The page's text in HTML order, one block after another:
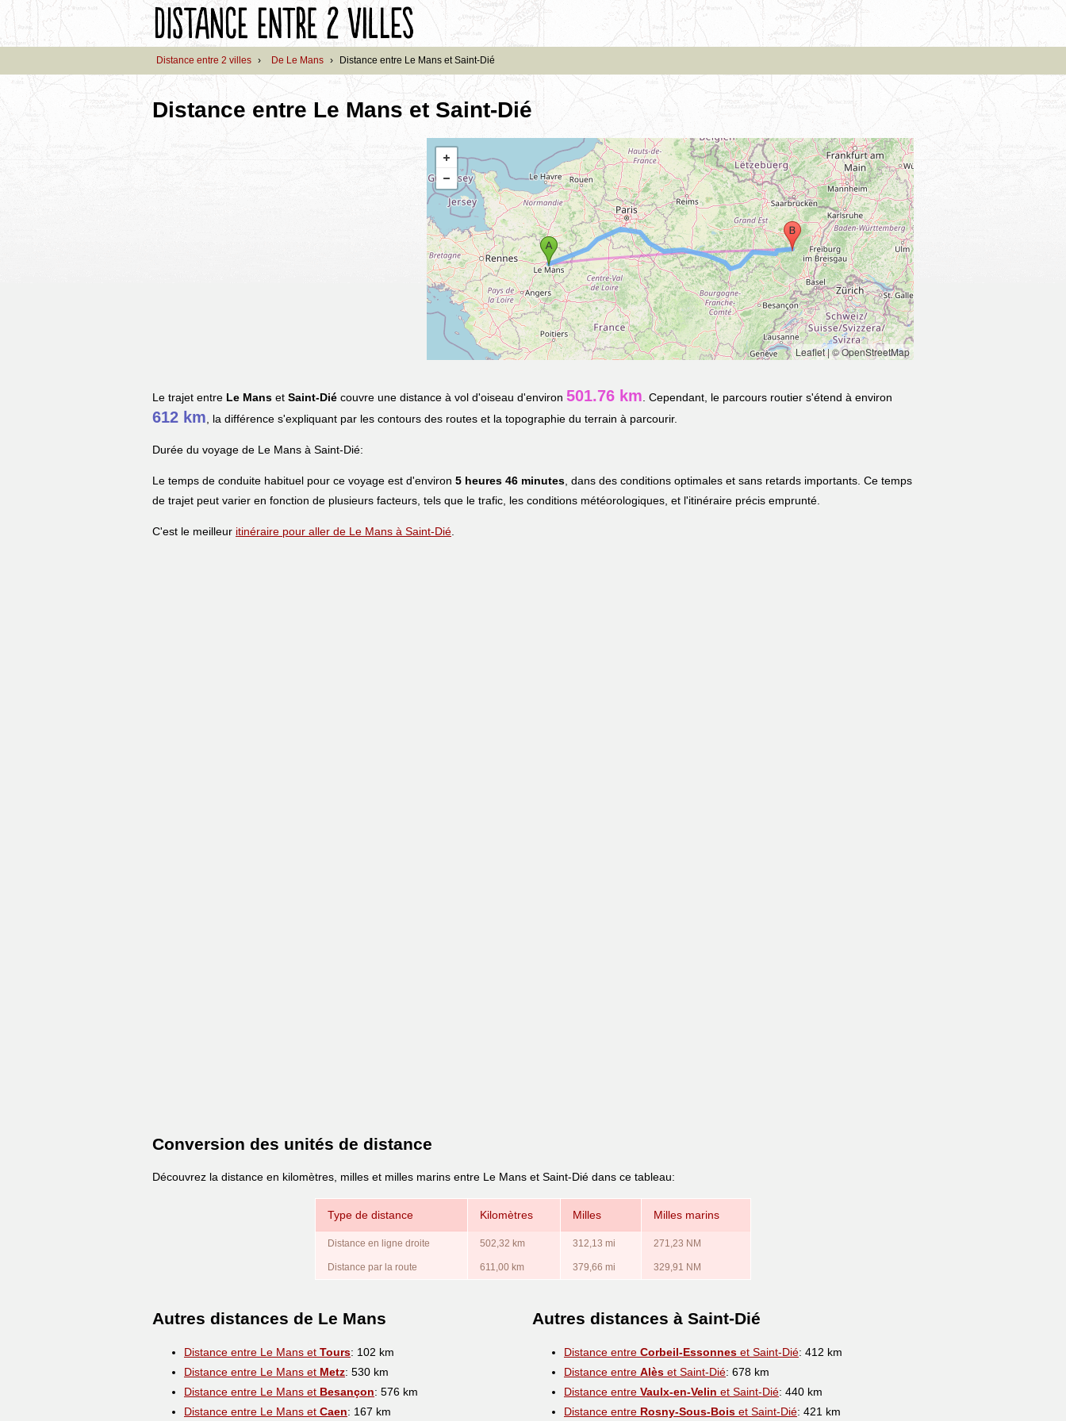
Distance entre 2 villes › De Le Mans › Distance entre Le Mans et Saint-Dié
Distance entre Le Mans et Saint-Dié
Leaflet|© OpenStreetMap
Le trajet entre Le Mans et Saint-Dié couvre une distance à vol d'oiseau d'environ 501.76 km . Cependant, le parcours routier s'étend à environ
612 km , la différence s'expliquant par les contours des routes et la topographie du terrain à parcourir.
Durée du voyage de Le Mans à Saint-Dié:
Le temps de conduite habituel pour ce voyage est d'environ 5 heures 46 minutes , dans des conditions optimales et sans retards importants. Ce temps
de trajet peut varier en fonction de plusieurs facteurs, tels que le trafic, les conditions météorologiques, et l'itinéraire précis emprunté.
C'est le meilleur itinéraire pour aller de Le Mans à Saint-Dié
Conversion des unités de distance
Découvrez la distance en kilomètres, milles et milles marins entre Le Mans et Saint-Dié dans ce tableau:
Type de distance Kilomètres Milles Milles marins
Distance en ligne droite 502,32 km 312,13 mi 271,23 NM
Distance par la route 611,00 km 379,66 mi 329,91 NM
Autres distances de Le Mans
Distance entre Le Mans et Tours: 102 km
Distance entre Le Mans et Metz: 530 km
Distance entre Le Mans et Besançon: 576 km
Distance entre Le Mans et Caen: 167 km
Autres distances à Saint-Dié
Distance entre Corbeil-Essonnes et Saint-Dié: 412 km
Distance entre Alès et Saint-Dié: 678 km
Distance entre Vaulx-en-Velin et Saint-Dié: 440 km
Distance entre Rosny-Sous-Bois et Saint-Dié: 421 km